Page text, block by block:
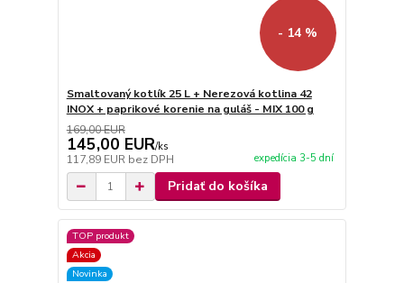
- 14 %
Smaltovaný kotlík 25 L + Nerezová kotlina 42
INOX + paprikové korenie na guláš - MIX 100 g
169,00 EUR
145,00 EUR/ks
117,89 EUR bez DPH expedícia 3-5 dní
Pridať do košíka
TOP produkt
Akcia
Novinka